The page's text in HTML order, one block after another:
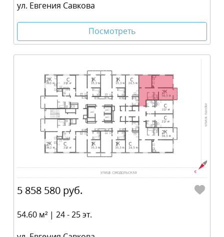
ул. Евгения Савкова
Посмотреть
5 858 580 руб.
54.60 м² | 24 - 25 эт.